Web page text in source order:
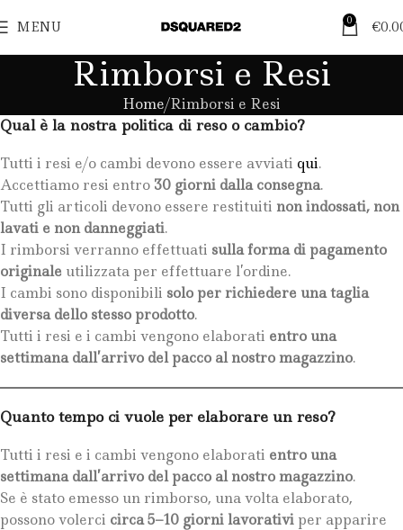
MENU 0 €
Rimborsi e Resi
Home Rimborsi e Resi
Qual è la nostra politica di reso o cambio?
Tutti i resi e/o cambi devono essere avviati qui.
Accettiamo resi entro 30 giorni dalla consegna.
Tutti gli articoli devono essere restituiti non indossati, non
lavati e non danneggiati.
I rimborsi verranno effettuati sulla forma di pagamento
originale utilizzata per effettuare l’ordine.
I cambi sono disponibili solo per richiedere una taglia
diversa dello stesso prodotto.
Tutti i resi e i cambi vengono elaborati entro una
settimana dall’arrivo del pacco al nostro magazzino.
Quanto tempo ci vuole per elaborare un reso?
Tutti i resi e i cambi vengono elaborati entro una
settimana dall’arrivo del pacco al nostro magazzino.
Se è stato emesso un rimborso, una volta elaborato,
possono volerci circa 5–10 giorni lavorativi per apparire